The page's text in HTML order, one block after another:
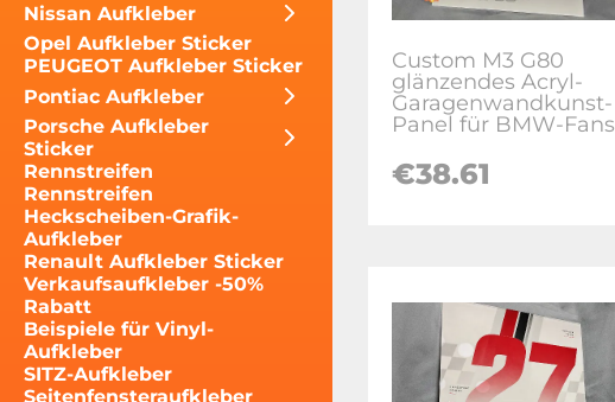
Nissan Aufkleber
Opel Aufkleber Sticker
PEUGEOT Aufkleber Sticker
Pontiac Aufkleber
Porsche Aufkleber
Sticker
Rennstreifen
Rennstreifen
Heckscheiben-Grafik-
Aufkleber
Renault Aufkleber Sticker
Verkaufsaufkleber -50%
Rabatt
Beispiele für Vinyl-
Aufkleber
SITZ-Aufkleber
Seitenfensteraufkleber
Custom M3 G80
glänzendes Acryl-
Garagenwandkunst-
Panel für BMW-Fans
€38.61